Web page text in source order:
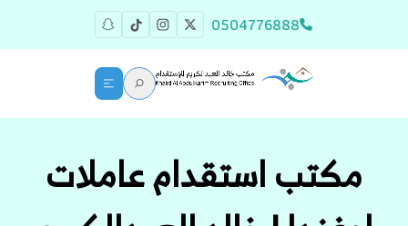
0504776888
مكتب استقدام عاملات